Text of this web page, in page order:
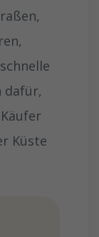
dafür,
Küste